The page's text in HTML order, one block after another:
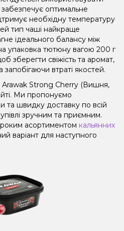
оптимальне
необхідну температуру
тип чаші найкраще
ідеального балансу між
упаковка тютюну вагою 200 г
зберегти свіжість та аромат,
втраті якостей.
Strong Cherry (Вишня,
Ми пропонуємо
та швидку доставку по всій
зручним та приємним.
асортиментом кальянних
варіант для наступного